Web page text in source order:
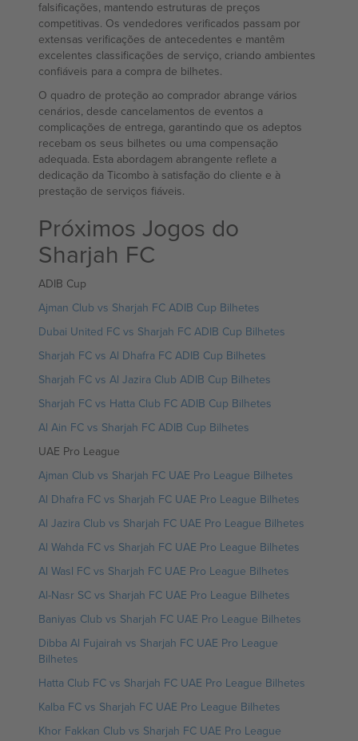
falsificações, mantendo estruturas de preços
competitivas. Os vendedores verificados passam por
extensas verificações de antecedentes e mantêm
excelentes classificações de serviço, criando ambientes
confiáveis para a compra de bilhetes.
O quadro de proteção ao comprador abrange vários
cenários, desde cancelamentos de eventos a
complicações de entrega, garantindo que os adeptos
recebam os seus bilhetes ou uma compensação
adequada. Esta abordagem abrangente reflete a
dedicação da Ticombo à satisfação do cliente e à
prestação de serviços fiáveis.
Próximos Jogos do
Sharjah FC
ADIB Cup
Ajman Club vs Sharjah FC ADIB Cup Bilhetes
Dubai United FC vs Sharjah FC ADIB Cup Bilhetes
Sharjah FC vs Al Dhafra FC ADIB Cup Bilhetes
Sharjah FC vs Al Jazira Club ADIB Cup Bilhetes
Sharjah FC vs Hatta Club FC ADIB Cup Bilhetes
Al Ain FC vs Sharjah FC ADIB Cup Bilhetes
UAE Pro League
Ajman Club vs Sharjah FC UAE Pro League Bilhetes
Al Dhafra FC vs Sharjah FC UAE Pro League Bilhetes
Al Jazira Club vs Sharjah FC UAE Pro League Bilhetes
Al Wahda FC vs Sharjah FC UAE Pro League Bilhetes
Al Wasl FC vs Sharjah FC UAE Pro League Bilhetes
Al-Nasr SC vs Sharjah FC UAE Pro League Bilhetes
Baniyas Club vs Sharjah FC UAE Pro League Bilhetes
Dibba Al Fujairah vs Sharjah FC UAE Pro League
Bilhetes
Hatta Club FC vs Sharjah FC UAE Pro League Bilhetes
Kalba FC vs Sharjah FC UAE Pro League Bilhetes
Khor Fakkan Club vs Sharjah FC UAE Pro League